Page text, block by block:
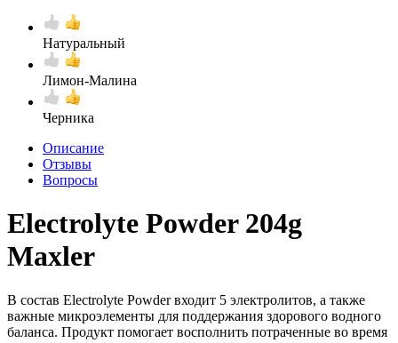
Натуральный
Лимон-Малина
Черника
Описание
Отзывы
Вопросы
Electrolyte Powder 204g
Maxler
В состав Electrolyte Powder входит 5 электролитов, а также
важные микроэлементы для поддержания здорового водного
баланса. Продукт помогает восполнить потраченные во время